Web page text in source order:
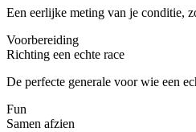
Een eerlijke meting van je conditie,
Voorbereiding
Richting een echte race
De perfecte generale voor wie een
Fun
Samen afzien